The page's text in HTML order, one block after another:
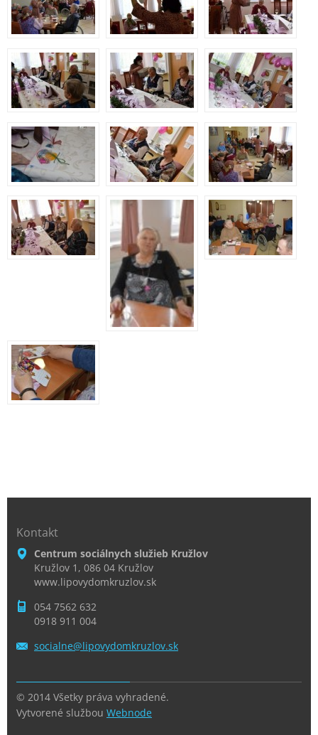
Kontakt
Centrum sociálnych služieb Kružlov
Kružlov 1, 086 04 Kružlov
www.lipovydomkruzlov.sk
054 7562 632
0918 911 004
socialne@lipovydomkruzlov.sk
© 2014 Všetky práva vyhradené.
Vytvorené službou Webnode